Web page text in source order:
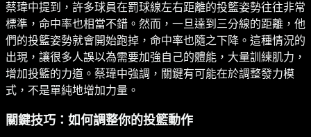
蔡瑋中提到，許多球員在罰球線左右距離的投籃姿勢往往非常
標準，命中率也相當不錯。然而，一旦達到三分線的距離，他
們的投籃姿勢就會開始跑掉，命中率也隨之下降。這種情況的
出現，讓很多人誤以為需要加強自己的體能，大量訓練肌力，
增加投籃的力道。蔡瑋中強調，關鍵有可能在於調整發力模
式，不是單純地增加力量。
關鍵技巧：如何調整你的投籃動作